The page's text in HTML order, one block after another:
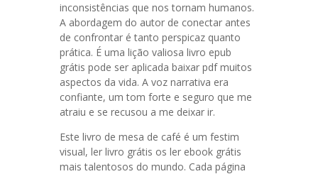
inconsistências que nos tornam humanos.
A abordagem do autor de conectar antes
de confrontar é tanto perspicaz quanto
prática. É uma lição valiosa livro epub
grátis pode ser aplicada baixar pdf muitos
aspectos da vida. A voz narrativa era
confiante, um tom forte e seguro que me
atraiu e se recusou a me deixar ir.
Este livro de mesa de café é um festim
visual, ler livro grátis os ler ebook grátis
mais talentosos do mundo. Cada página